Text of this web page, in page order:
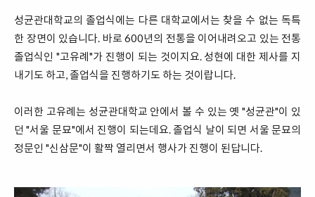
성균관대학교의 졸업식에는 다른 대학교에서는 찾을 수 없는 독특
한 장면이 있습니다. 바로 600년의 전통을 이어내려오고 있는 전통
졸업식인 "고유례"가 진행이 되는 것이지요. 성현에 대한 제사를 지
내기도 하고, 졸업식을 진행하기도 하는 것이랍니다.
이러한 고유례는 성균관대학교 안에서 볼 수 있는 옛 "성균관"이 있
던 "서울 문묘"에서 진행이 되는데요. 졸업식 날이 되면 서울 문묘의
정문인 "신삼문"이 활짝 열리면서 행사가 진행이 된답니다.